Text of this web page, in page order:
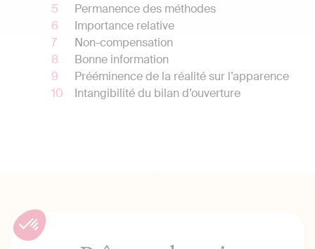
Permanence des méthodes
Importance relative
Non-compensation
Bonne information
Prééminence de la réalité sur l’apparence
Intangibilité du bilan d’ouverture